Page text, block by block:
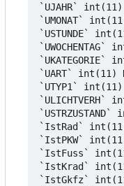
`UJAHR` int(11)
`UMONAT`
`USTUNDE`
`UWOCHENTAG`
`UKATEGORIE`
`UART` int(11)
`UTYP1` int(11)
`ULICHTVERH`
`IstRad` int(11)
`IstPKW` int(11)
`IstFuss` int(11)
`IstKrad` int(11)
`IstGkfz` int(11)